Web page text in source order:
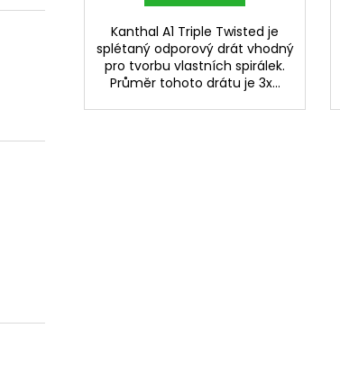
Kanthal A1 Triple Twisted je
splétaný odporový drát vhodný
pro tvorbu vlastních spirálek.
Průměr tohoto drátu je 3x...